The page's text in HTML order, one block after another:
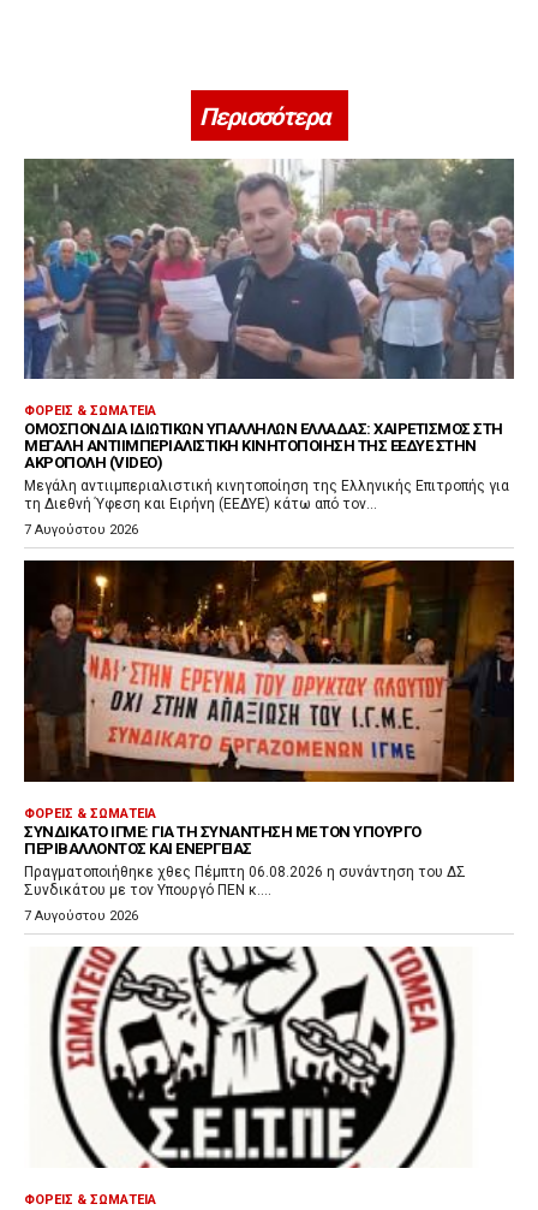
Περισσότερα
ΦΟΡΕΊΣ & ΣΩΜΑΤΕΊΑ
ΟΜΟΣΠΟΝΔΊΑ ΙΔΙΩΤΙΚΏΝ ΥΠΑΛΛΉΛΩΝ ΕΛΛΆΔΑΣ: ΧΑΙΡΕΤΙΣΜΌΣ ΣΤΗ
ΜΕΓΆΛΗ ΑΝΤΙΙΜΠΕΡΙΑΛΙΣΤΙΚΉ ΚΙΝΗΤΟΠΟΊΗΣΗ ΤΗΣ ΕΕΔΥΕ ΣΤΗΝ
ΑΚΡΌΠΟΛΗ (VIDEO)
Μεγάλη αντιιμπεριαλιστική κινητοποίηση της Ελληνικής Επιτροπής για
τη Διεθνή Ύφεση και Ειρήνη (ΕΕΔΥΕ) κάτω από τον...
7 Αυγούστου 2026
ΦΟΡΕΊΣ & ΣΩΜΑΤΕΊΑ
ΣΥΝΔΙΚΆΤΟ ΙΓΜΕ: ΓΙΑ ΤΗ ΣΥΝΆΝΤΗΣΗ ΜΕ ΤΟΝ ΥΠΟΥΡΓΌ
ΠΕΡΙΒΆΛΛΟΝΤΟΣ ΚΑΙ ΕΝΈΡΓΕΙΑΣ
Πραγματοποιήθηκε χθες Πέμπτη 06.08.2026 η συνάντηση του ΔΣ
Συνδικάτου με τον Υπουργό ΠΕΝ κ....
7 Αυγούστου 2026
ΦΟΡΕΊΣ & ΣΩΜΑΤΕΊΑ